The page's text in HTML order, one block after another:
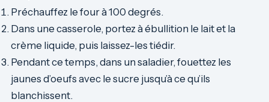
Préchauffez le four à 100 degrés.
Dans une casserole, portez à ébullition le lait et la
crème liquide, puis laissez-les tiédir.
Pendant ce temps, dans un saladier, fouettez les
jaunes d’oeufs avec le sucre jusqu’à ce qu’ils
blanchissent.